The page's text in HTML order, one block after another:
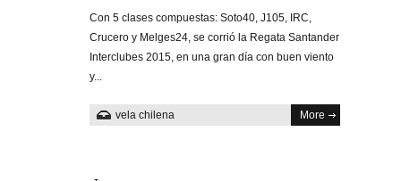
Con 5 clases compuestas: Soto40, J105, IRC,
Crucero y Melges24, se corrió la Regata Santander
Interclubes 2015, en una gran día con buen viento
y...
vela chilena More